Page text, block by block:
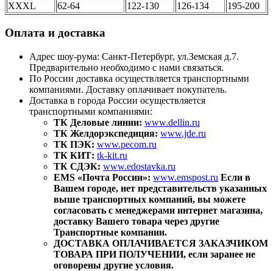
XXXL
62-64 122-130 126-134 195-200
Оплата и доставка
Адрес шоу-рума: Санкт-Петербург, ул.Земская д.7.
Предварительно необходимо с нами связаться.
По России доставка осуществляется транспортными
компаниями. Доставку оплачивает покупатель.
Доставка в города России осуществляется
транспортными компаниями:
ТК Деловые линии: www.dellin.ru
ТК Желдорэкспедиция: www.jde.ru
ТК ПЭК: www.pecom.ru
ТК КИТ: tk-kit.ru
ТК СДЭК: www.edostavka.ru
EMS «Почта России»: www.emspost.ru Если в
Вашем городе, нет представительств указанных
выше транспортных компаний, вы можете
согласовать с менеджерами интернет магазина,
доставку Вашего товара через другие
Транспортные компании.
ДОСТАВКА ОПЛАЧИВАЕТСЯ ЗАКАЗЧИКОМ
ТОВАРА ПРИ ПОЛУЧЕНИИ, если заранее не
оговорены другие условия.